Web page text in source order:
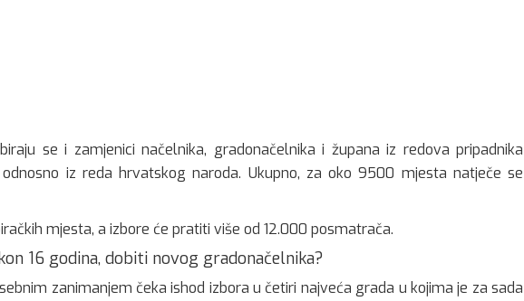
se i zamjenici načelnika, gradonačelnika i župana iz redova pripadnika
odnosno iz reda hrvatskog naroda. Ukupno, za oko 9500 mjesta natječe se
mjesta, a izbore će pratiti više od 12.000 posmatrača.
16 godina, dobiti novog gradonačelnika?
zanimanjem čeka ishod izbora u četiri najveća grada u kojima je za sada